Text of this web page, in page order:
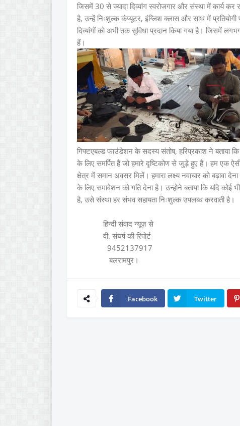
जिसमें 30 से ज्यादा दिव्यांग स्वरोजगार और संस्था में कार्य कर
है, उन्हें निःशुल्क कंप्यूटर, इंग्लिश क्लास और साथ में
दिव्यांगों को अभी तक सुविधा प्रदान किया गया है। जिसमें
हैं।
गिफ्टएबल्ड फाउंडेशन के सदस्य संतोष, हरिप्रकाश ने बताया
के लिए समर्पित हैं जो हमारे दृष्टिकोण से जुड़े हुए हैं। हम एक
क्षेत्र में समान अवसर मिलें। हमारा लक्ष्य नवाचार को बढ़ावा
के लिए समावेशन को गति देना है। उन्होने बताया कि यदि कोई
है, उसे संस्था हर संभव सहायता निःशुल्क उपलब्ध करवाती है।
हिन्दी संवाद न्यूज़ से
वी. संघर्ष की रिपोर्ट
9452137917
बलरामपुर।
Facebook Twitter